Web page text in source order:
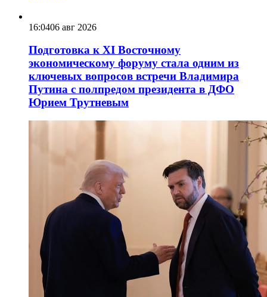
16:0406 авг 2026
Подготовка к XI Восточному
экономическому форуму стала одним из
ключевых вопросов встречи Владимира
Путина с полпредом президента в ДФО
Юрием Трутневым